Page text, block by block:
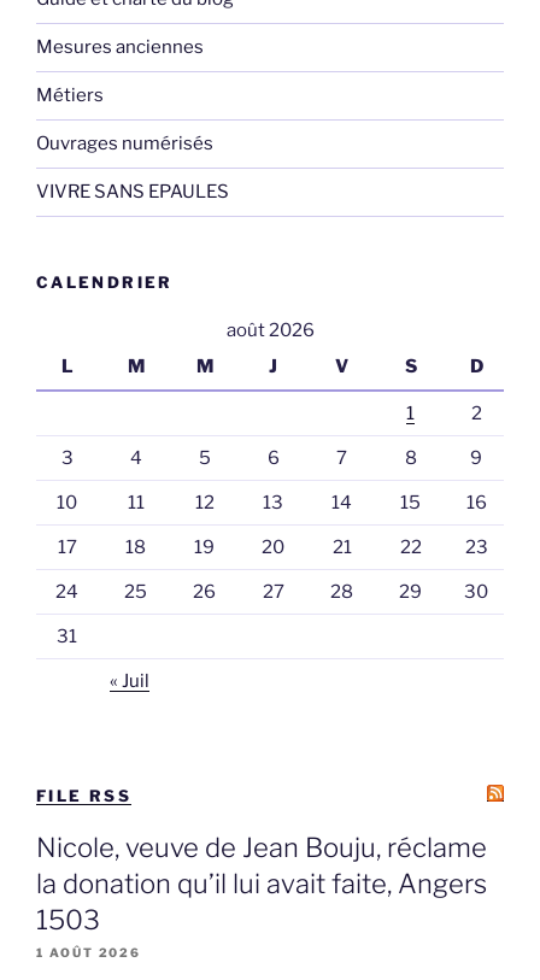
Mesures anciennes
Métiers
Ouvrages numérisés
VIVRE SANS EPAULES
CALENDRIER
août 2026
L
M M J V S D
1 2
3 4 5 6 7 8 9
10 11 12 13 14 15 16
17 18 19 20 21 22 23
24 25 26 27 28 29 30
31
« Juil
FILE RSS
Nicole, veuve de Jean Bouju, réclame
la donation qu’il lui avait faite, Angers
1503
1 AOÛT 2026